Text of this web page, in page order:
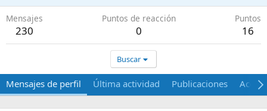
Mensajes
230
Puntos de reacción
0
Puntos
16
Buscar
Mensajes de perfil Última actividad Publicaciones Acerca